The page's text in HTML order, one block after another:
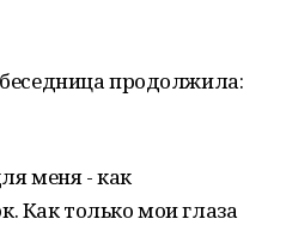
продолжила:
меня - как
Как только мои глаза